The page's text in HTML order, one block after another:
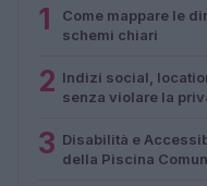
1
Come mappare le
schemi chiari
2 Indizi social,
senza violare la
3 Disabilità e
della Piscina